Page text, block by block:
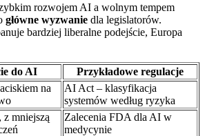
rozwojem AI a wolnym tempem
główne wyzwanie dla legislatorów.
bardziej liberalne podejście, Europa
do AI
Przykładowe regulacje
na
AI Act – klasyfikacja
systemów według ryzyka
mniejszą
Zalecenia FDA dla AI w
medycynie